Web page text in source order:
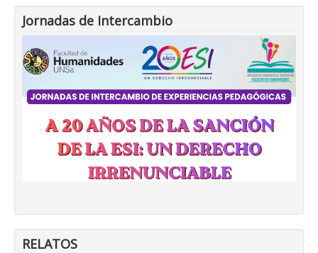
Jornadas de Intercambio
RELATOS